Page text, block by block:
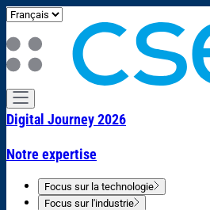
Digital Journey 2026
Notre expertise
Focus sur la technologie
Focus sur l'industrie